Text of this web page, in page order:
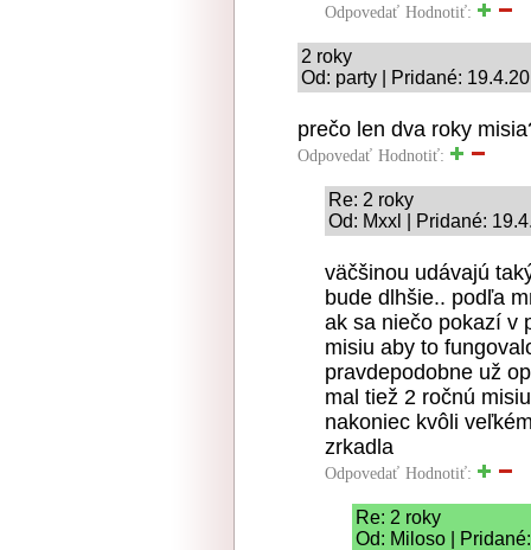
Odpovedať Hodnotiť:
2 roky
Od: party | Pridané:
prečo len dva roky
Odpovedať Hodnotiť:
Re: 2 roky
Od: Mxxl | Pridané:
väčšinou udávajú
bude dlhšie.. podľa
ak sa niečo pokazí v
misiu aby to
pravdepodobne už
mal tiež 2 ročnú
nakoniec kvôli
zrkadla
Odpovedať Hodnotiť:
Re: 2 roky
Od: Miloso |